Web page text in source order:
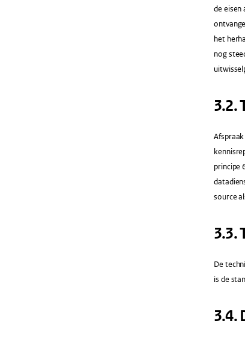
de eisen
het
nog
3.2.​
principe
source
3.3.​
De
is de
3.4.​